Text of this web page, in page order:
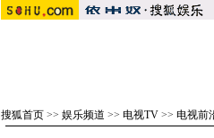
搜狐首页 >> 娱乐频道 >> 电视TV >> 电视前